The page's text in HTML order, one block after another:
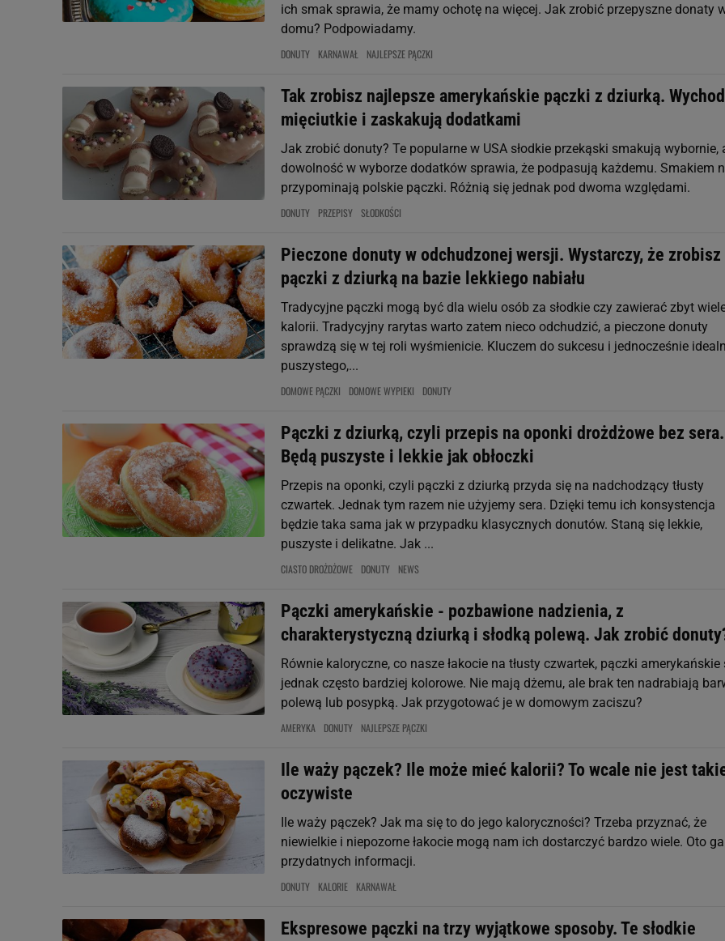
ich smak sprawia, że mamy ochotę na więcej. Jak zrobić przepyszne donaty
domu? Podpowiadamy.
DONUTY KARNAWAŁ NAJLEPSZE PĄCZKI
Tak zrobisz najlepsze amerykańskie pączki z dziurką.
mięciutkie i zaskakują dodatkami
Jak zrobić donuty? Te popularne w USA słodkie przekąski smakują wybornie,
dowolność w wyborze dodatków sprawia, że podpasują każdemu. Smakiem
przypominają polskie pączki. Różnią się jednak pod dwoma względami.
DONUTY PRZEPISY SŁODKOŚCI
Pieczone donuty w odchudzonej wersji. Wystarczy, że zrobisz
pączki z dziurką na bazie lekkiego nabiału
Tradycyjne pączki mogą być dla wielu osób za słodkie czy zawierać zbyt
kalorii. Tradycyjny rarytas warto zatem nieco odchudzić, a pieczone donuty
sprawdzą się w tej roli wyśmienicie. Kluczem do sukcesu i jednocześnie
puszystego,...
DOMOWE PĄCZKI DOMOWE WYPIEKI DONUTY
Pączki z dziurką, czyli przepis na oponki drożdżowe bez sera.
Będą puszyste i lekkie jak obłoczki
Przepis na oponki, czyli pączki z dziurką przyda się na nadchodzący tłusty
czwartek. Jednak tym razem nie użyjemy sera. Dzięki temu ich konsystencja
będzie taka sama jak w przypadku klasycznych donutów. Staną się lekkie,
puszyste i delikatne. Jak ...
CIASTO DROŻDŻOWE DONUTY NEWS
Pączki amerykańskie - pozbawione nadzienia, z
charakterystyczną dziurką i słodką polewą. Jak zrobić
Równie kaloryczne, co nasze łakocie na tłusty czwartek, pączki amerykańskie
jednak często bardziej kolorowe. Nie mają dżemu, ale brak ten nadrabiają
polewą lub posypką. Jak przygotować je w domowym zaciszu?
AMERYKA DONUTY NAJLEPSZE PĄCZKI
Ile waży pączek? Ile może mieć kalorii? To wcale nie jest
oczywiste
Ile waży pączek? Jak ma się to do jego kaloryczności? Trzeba przyznać, że
niewielkie i niepozorne łakocie mogą nam ich dostarczyć bardzo wiele. Oto
przydatnych informacji.
DONUTY KALORIE KARNAWAŁ
Ekspresowe pączki na trzy wyjątkowe sposoby. Te słodkie